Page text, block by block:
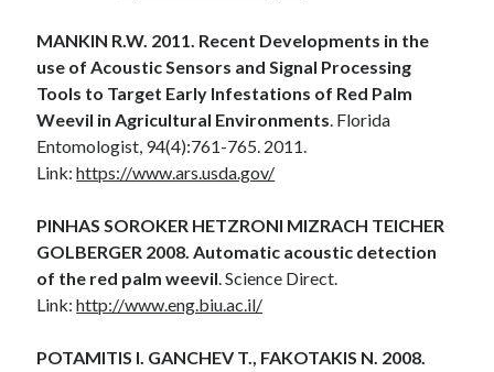
MANKIN R.W. 2011. Recent Developments in the
use of Acoustic Sensors and Signal Processing
Tools to Target Early Infestations of Red Palm
Weevil in Agricultural Environments. Florida
Entomologist, 94(4):761-765. 2011.
Link:https://www.ars.usda.gov/
PINHAS SOROKER HETZRONI MIZRACH TEICHER
GOLBERGER 2008. Automatic acoustic detection
of the red palm weevil. Science Direct.
Link:http://www.eng.biu.ac.il/
POTAMITIS I. GANCHEV T., FAKOTAKIS N. 2008.